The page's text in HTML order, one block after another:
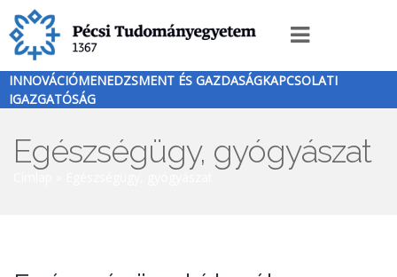
Ugrás
tartalomra
Innováció
menü
INNOVÁCIÓMENEDZSMENT ÉS GAZDASÁGKAPCSOLATI
IGAZGATÓSÁG
Egészségügy, gyógyászat